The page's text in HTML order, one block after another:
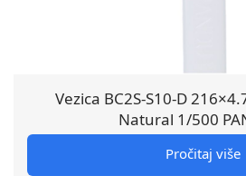
Vezica BC2S-S10-D
Natural 1/500
Pročitaj više